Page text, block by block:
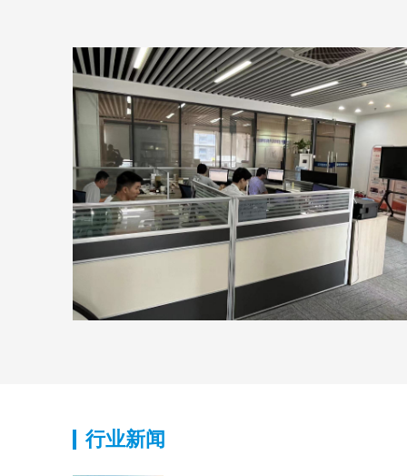
行业新闻